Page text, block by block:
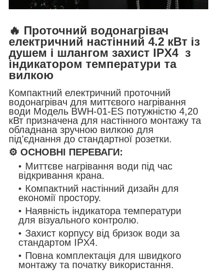
🔥 Проточний водонагрівач
електричний настінний 4.2 кВт із
душем і шлангом захист IPX4 з
індикатором температури та
вилкою
Компактний електричний проточний
водонагрівач для миттєвого нагрівання
води Модель BWH-01-ES потужністю 4,20
кВт призначена для настінного монтажу та
обладнана зручною вилкою для
під'єднання до стандартної розетки.
⚙️ ОСНОВНІ ПЕРЕВАГИ:
Миттєве нагрівання води під час
відкривання крана.
Компактний настінний дизайн для
економії простору.
Наявність індикатора температури
для візуального контролю.
Захист корпусу від бризок води за
стандартом IPX4.
Повна комплектація для швидкого
монтажу та початку використання.